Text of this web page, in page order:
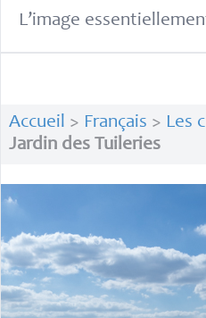
L’image
Accueil > Français > Les
Jardin des Tuileries